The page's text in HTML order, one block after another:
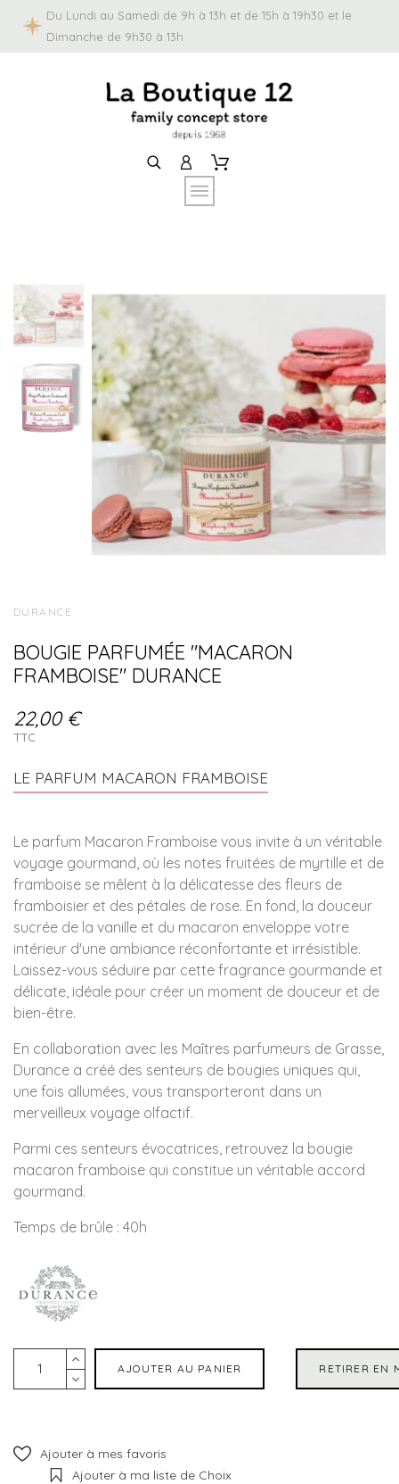
Du Lundi au Samedi de 9h à 13h et de 15h à 19h30 et le
Dimanche de 9h30 à 13h
DURANCE
BOUGIE PARFUMÉE "MACARON
FRAMBOISE" DURANCE
22,00 €
TTC
LE PARFUM MACARON FRAMBOISE
Le parfum Macaron Framboise vous invite à un véritable
voyage gourmand, où les notes fruitées de myrtille et de
framboise se mêlent à la délicatesse des fleurs de
framboisier et des pétales de rose. En fond, la douceur
sucrée de la vanille et du macaron enveloppe votre
intérieur d'une ambiance réconfortante et irrésistible.
Laissez-vous séduire par cette fragrance gourmande et
délicate, idéale pour créer un moment de douceur et de
bien-être.
En collaboration avec les Maîtres parfumeurs de Grasse,
Durance a créé des senteurs de bougies uniques qui,
une fois allumées, vous transporteront dans un
merveilleux voyage olfactif.
Parmi ces senteurs évocatrices, retrouvez la bougie
macaron framboise qui constitue un véritable accord
gourmand.
Temps de brûle : 40h
AJOUTER AU PANIER RETIRER EN
Ajouter à mes favoris
Ajouter à ma liste de Choix